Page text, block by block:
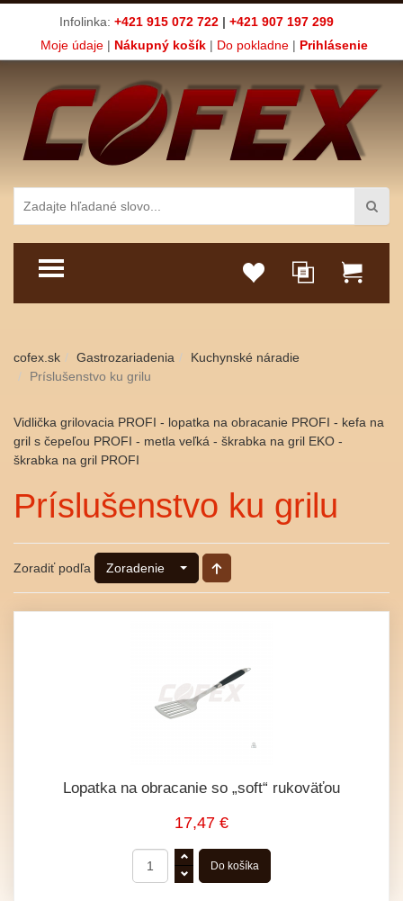
Infolinka: +421 915 072 722 | +421 907 197 299
Moje údaje| Nákupný košík| Do pokladne| Prihlásenie
TOGGLE MENU
cofex.sk Gastrozariadenia
Kuchynské náradie
Príslušenstvo ku grilu
Vidlička grilovacia PROFI - lopatka na obracanie PROFI - kefa na
gril s čepeľou PROFI - metla veľká - škrabka na gril EKO -
škrabka na gril PROFI
Príslušenstvo ku grilu
Zoradiť podľa Zoradenie
Lopatka na obracanie so „soft“ rukoväťou
17,47 €